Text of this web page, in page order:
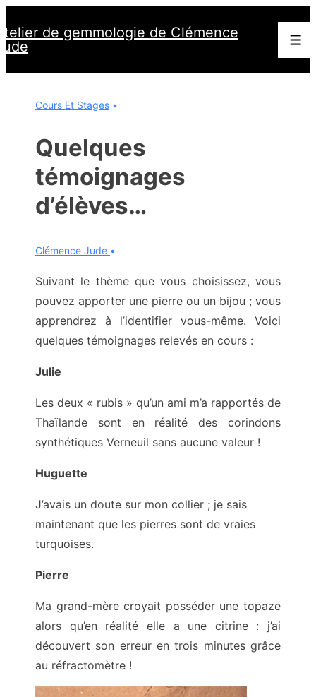
passer
au
contenu
de gemmologie de Clémence
Cours Et Stages
Quelques
témoignages
d’élèves…
Clémence Jude
Suivant le thème que vous choisissez, vous
pouvez apporter une pierre ou un bijou ; vous
apprendrez à l’identifier vous-même. Voici
quelques témoignages relevés en cours :
Julie
Les deux « rubis » qu’un ami m’a rapportés de
Thaïlande sont en réalité des corindons
synthétiques Verneuil sans aucune valeur !
Huguette
J’avais un doute sur mon collier ; je sais
maintenant que les pierres sont de vraies
turquoises.
Pierre
Ma grand-mère croyait posséder une topaze
alors qu’en réalité elle a une citrine : j’ai
découvert son erreur en trois minutes grâce
au réfractomètre !